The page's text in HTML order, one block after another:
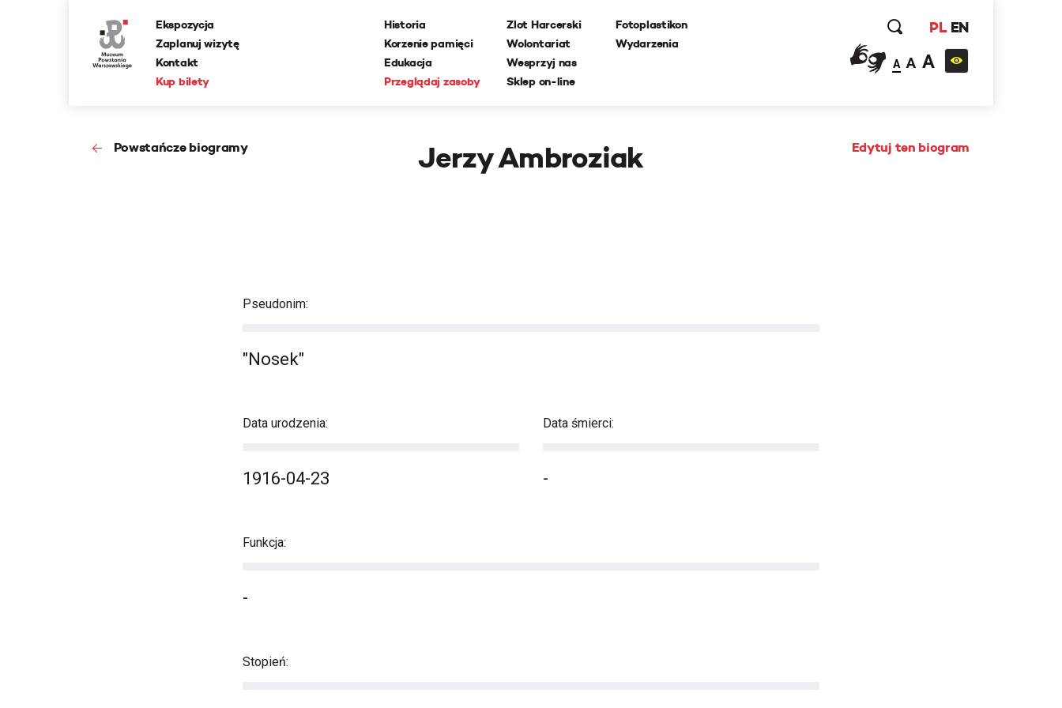
Ekspozycja
Zaplanuj wizytę
Kontakt
Kup bilety
Historia
Korzenie pamięci
Edukacja
Przeglądaj zasoby
Zlot Harcerski
Wolontariat
Wesprzyj nas
Sklep on-line
Fotoplastikon
Wydarzenia
PL EN
A A A
Powstańcze biogramy Edytuj ten biogram
Jerzy Ambroziak
Pseudonim:
"Nosek"
Data urodzenia:
1916-04-23
Data śmierci:
-
Funkcja:
-
Stopień: